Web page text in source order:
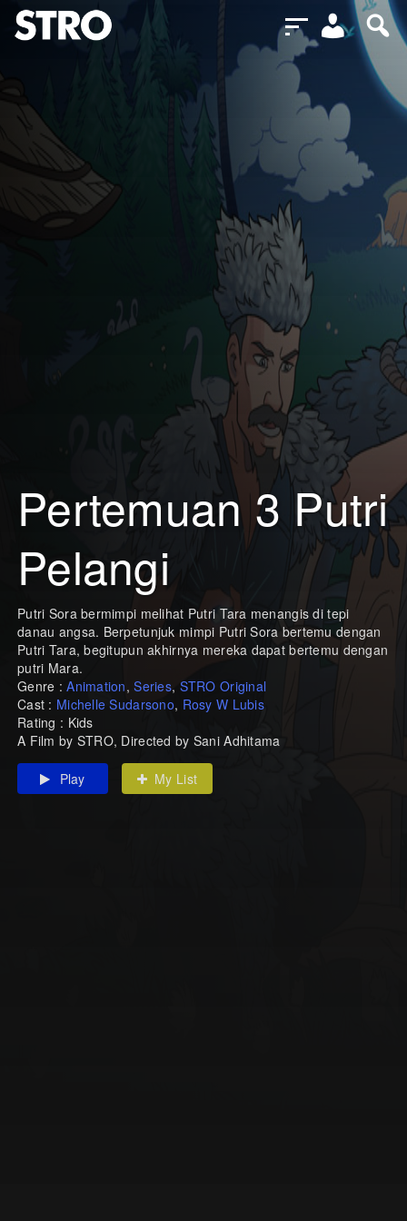
Pertemuan 3 Putri
Pelangi
Putri Sora bermimpi melihat Putri Tara menangis di tepi
danau angsa. Berpetunjuk mimpi Putri Sora bertemu dengan
Putri Tara, begitupun akhirnya mereka dapat bertemu dengan
putri Mara.
Genre :Animation,Series, STRO Original
Cast : Michelle Sudarsono, Rosy W Lubis
Rating : Kids
A Film by STRO, Directed by Sani Adhitama
Play My List